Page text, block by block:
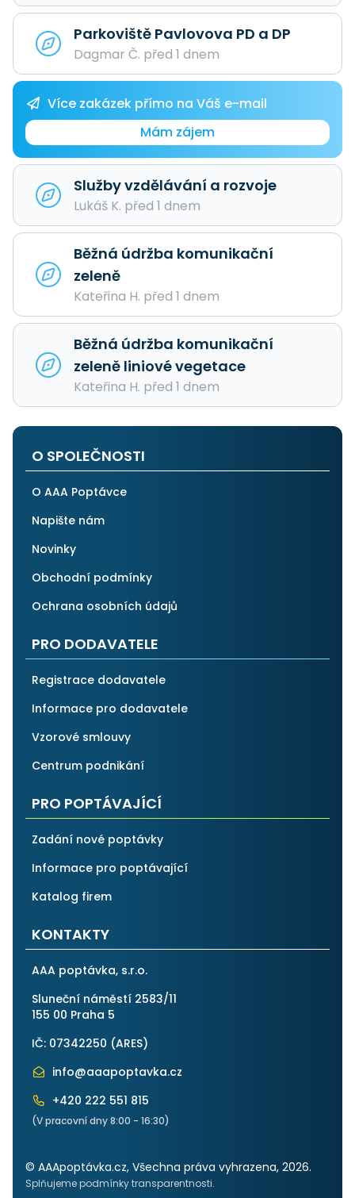
Parkoviště Pavlovova PD a DP
Dagmar Č. před 1 dnem
Více zakázek přímo na Váš e-mail
Mám zájem
Služby vzdělávání a rozvoje
Lukáš K. před 1 dnem
Běžná údržba komunikační
zeleně
Kateřina H. před 1 dnem
Běžná údržba komunikační
zeleně liniové vegetace
Kateřina H. před 1 dnem
O SPOLEČNOSTI
O AAA Poptávce
Napište nám
Novinky
Obchodní podmínky
Ochrana osobních údajů
PRO DODAVATELE
Registrace dodavatele
Informace pro dodavatele
Vzorové smlouvy
Centrum podnikání
PRO POPTÁVAJÍCÍ
Zadání nové poptávky
Informace pro poptávající
Katalog firem
KONTAKTY
AAA poptávka, s.r.o.
Sluneční náměstí 2583/11
155 00 Praha 5
IČ: 07342250 (ARES)
info@aaapoptavka.cz
+420 222 551 815
(V pracovní dny 8:00 - 16:30)
© AAApoptávka.cz, Všechna práva vyhrazena, 2026.
Splňujeme podmínky transparentnosti.